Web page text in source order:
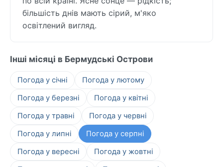
більшість днів мають сірий, м'яко
освітлений вигляд.
Інші місяці в Бермудські Острови
Погода у січні
Погода у лютому
Погода у березні
Погода у квітні
Погода у травні
Погода у червні
Погода у липні
Погода у серпні
Погода у вересні
Погода у жовтні